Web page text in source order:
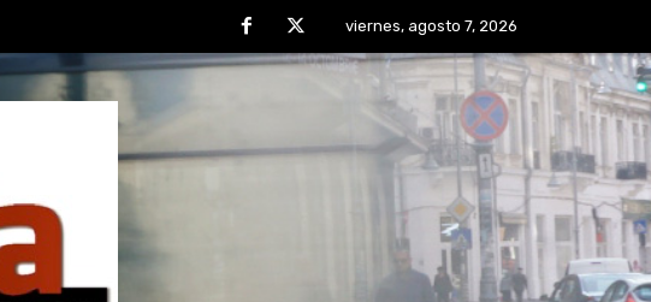
viernes, agosto 7, 2026